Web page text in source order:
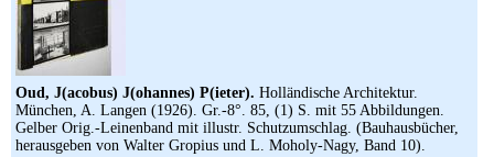
Oud, J(acobus) J(ohannes) P(ieter). Holländische Architektur.
München, A. Langen (1926). Gr.-8°. 85, (1) S. mit 55 Abbildungen.
Gelber Orig.-Leinenband mit illustr. Schutzumschlag. (Bauhausbücher,
herausgeben von Walter Gropius und L. Moholy-Nagy, Band 10).